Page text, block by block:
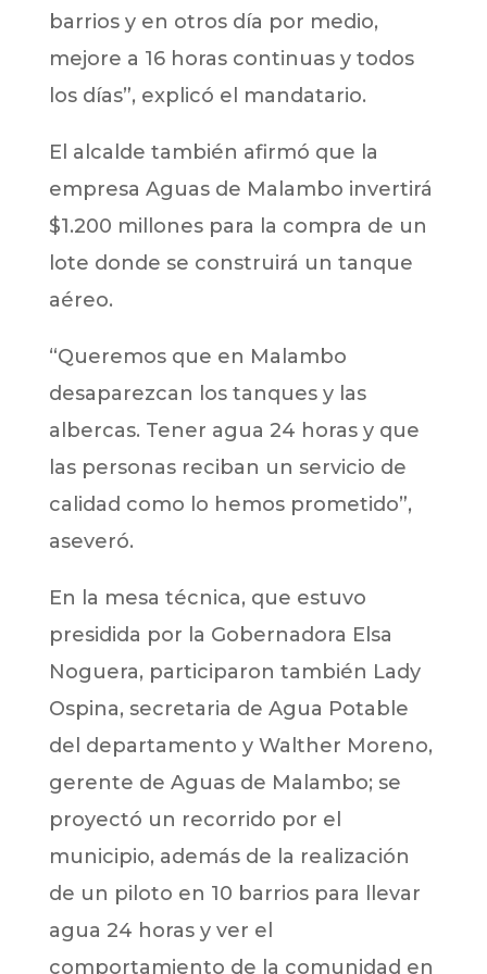
barrios y en otros día por medio,
mejore a 16 horas continuas y todos
los días”, explicó el mandatario.
El alcalde también afirmó que la
empresa Aguas de Malambo invertirá
$1.200 millones para la compra de un
lote donde se construirá un tanque
aéreo.
“Queremos que en Malambo
desaparezcan los tanques y las
albercas. Tener agua 24 horas y que
las personas reciban un servicio de
calidad como lo hemos prometido”,
aseveró.
En la mesa técnica, que estuvo
presidida por la Gobernadora Elsa
Noguera, participaron también Lady
Ospina, secretaria de Agua Potable
del departamento y Walther Moreno,
gerente de Aguas de Malambo; se
proyectó un recorrido por el
municipio, además de la realización
de un piloto en 10 barrios para llevar
agua 24 horas y ver el
comportamiento de la comunidad en